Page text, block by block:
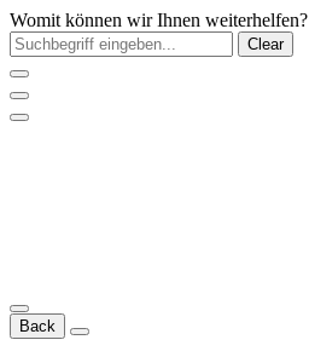
Womit können wir Ihnen weiterhelfen?
Clear
Back